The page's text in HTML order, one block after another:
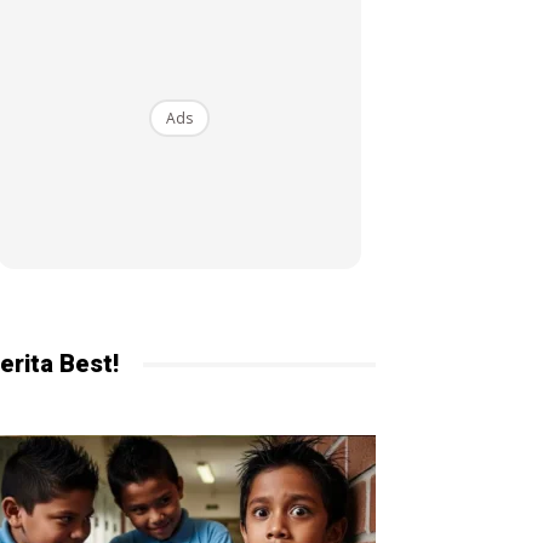
Ads
Best!